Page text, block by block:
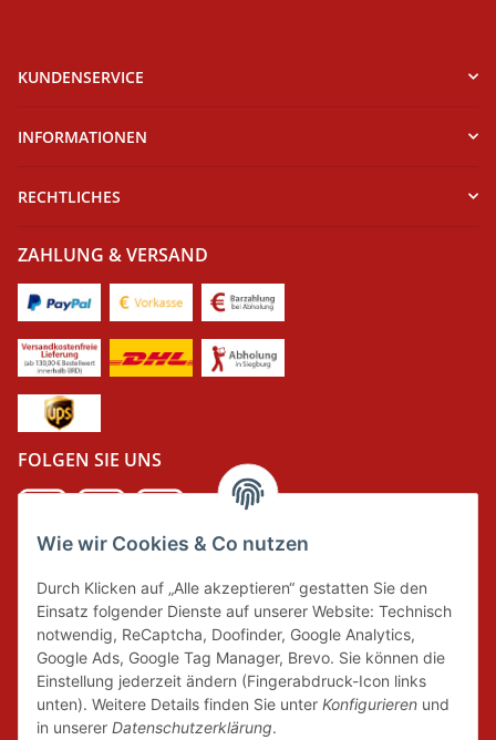
Wie wir Cookies & Co nutzen
Durch Klicken auf „Alle akzeptieren“ gestatten Sie den
Einsatz folgender Dienste auf unserer Website: Technisch
notwendig, ReCaptcha, Doofinder, Google Analytics,
Google Ads, Google Tag Manager, Brevo. Sie können die
Einstellung jederzeit ändern (Fingerabdruck-Icon links
unten). Weitere Details finden Sie unter Konfigurieren und
in unserer Datenschutzerklärung.
KUNDENSERVICE
INFORMATIONEN
RECHTLICHES
ZAHLUNG & VERSAND
FOLGEN SIE UNS
Wir tragen Verantwortung und erfüllen unsere
Pflichten zur Systembeteiligung nach dem
Verpackungsgesetz.
FAIRCOMMERCE